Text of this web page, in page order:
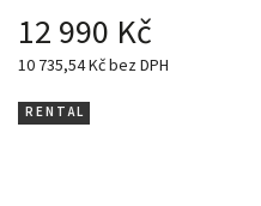
12 990 Kč
10 735,54 Kč bez DPH
R E N T A L